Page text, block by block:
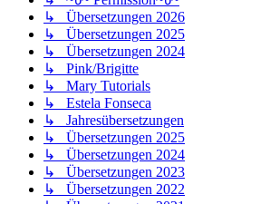
↳ Übersetzungen 2026
↳ Übersetzungen 2025
↳ Übersetzungen 2024
↳ Pink/Brigitte
↳ Mary Tutorials
↳ Estela Fonseca
↳ Jahresübersetzungen
↳ Übersetzungen 2025
↳ Übersetzungen 2024
↳ Übersetzungen 2023
↳ Übersetzungen 2022